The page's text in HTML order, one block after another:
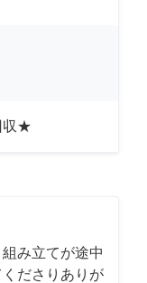
収★
み立てが途中
ださりありが